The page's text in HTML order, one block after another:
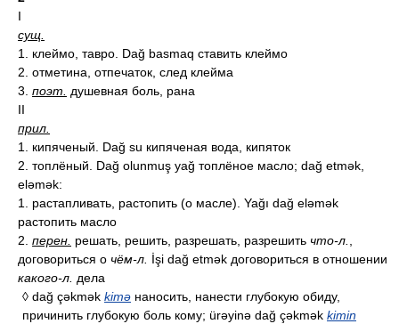
I
сущ.
1. клеймо, тавро. Dağ basmaq ставить клеймо
2. отметина, отпечаток, след клейма
3. поэт.
душевная боль, рана
II
прил.
1. кипяченый. Dağ su кипяченая вода, кипяток
2. топлёный. Dağ olunmuş yağ топлёное масло; dağ etmək,
eləmək:
1. растапливать, растопить (о масле). Yağı dağ eləmək
растопить масло
2. перен. решать, решить, разрешать, разрешить что-л.
договориться о чём-л. İşi dağ etmək договориться в отношении
какого-л. дела
◊ dağ çəkmək kimə наносить, нанести глубокую обиду,
причинить глубокую боль кому; ürəyinə dağ çəkmək kimin